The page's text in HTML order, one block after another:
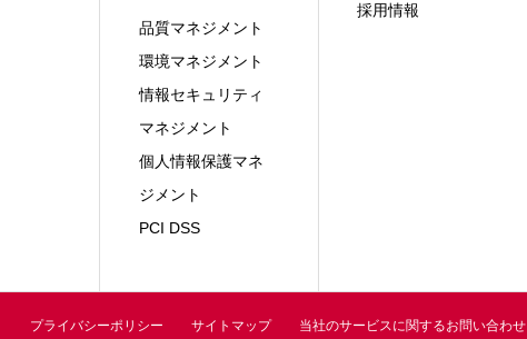
品質マネジメント
環境マネジメント
情報セキュリティ
マネジメント
個人情報保護マネ
ジメント
PCI DSS
採用情報
プライバシーポリシー サイトマップ 当社のサービスに関するお問い合わせ